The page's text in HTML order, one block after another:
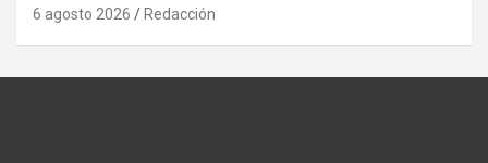
6 agosto 2026 Redacción